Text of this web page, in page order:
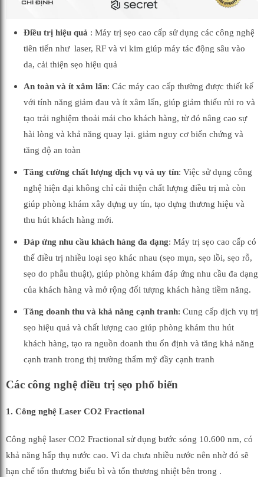
Điều trị hiệu quả : Máy trị sẹo cao cấp sử dụng các công nghệ
tiên tiến như laser, RF và vi kim giúp máy tác động sâu vào
da, cải thiện sẹo hiệu quả
An toàn và ít xâm lấn: Các máy cao cấp thường được thiết kế
với tính năng giảm đau và ít xâm lấn, giúp giảm thiểu rủi ro và
tạo trải nghiệm thoải mái cho khách hàng, từ đó nâng cao sự
hài lòng và khả năng quay lại. giảm nguy cơ biến chứng và
tăng độ an toàn
Tăng cường chất lượng dịch vụ và uy tín: Việc sử dụng công
nghệ hiện đại không chỉ cải thiện chất lượng điều trị mà còn
giúp phòng khám xây dựng uy tín, tạo dựng thương hiệu và
thu hút khách hàng mới.
Đáp ứng nhu cầu khách hàng đa dạng: Máy trị sẹo cao cấp có
thể điều trị nhiều loại sẹo khác nhau (sẹo mụn, sẹo lồi, sẹo rỗ,
sẹo do phẫu thuật), giúp phòng khám đáp ứng nhu cầu đa dạng
của khách hàng và mở rộng đối tượng khách hàng tiềm năng.
Tăng doanh thu và khả năng cạnh tranh: Cung cấp dịch vụ trị
sẹo hiệu quả và chất lượng cao giúp phòng khám thu hút
khách hàng, tạo ra nguồn doanh thu ổn định và tăng khả năng
cạnh tranh trong thị trường thẩm mỹ đầy cạnh tranh
Các công nghệ điều trị sẹo phổ biến
1. Công nghệ Laser CO2 Fractional
Công nghệ laser CO2 Fractional sử dụng bước sóng 10.600 nm, có
khả năng hấp thụ nước cao. Vì da chưa nhiều nước nên nhờ đó sẽ
hạn chế tổn thương biểu bì và tổn thương nhiệt bên trong .